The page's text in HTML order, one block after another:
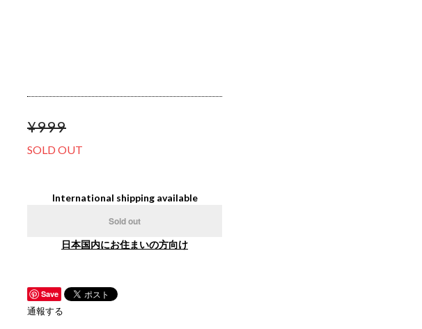
¥999
SOLD OUT
International shipping available
Sold out
日本国内にお住まいの方向け
Save
通報する